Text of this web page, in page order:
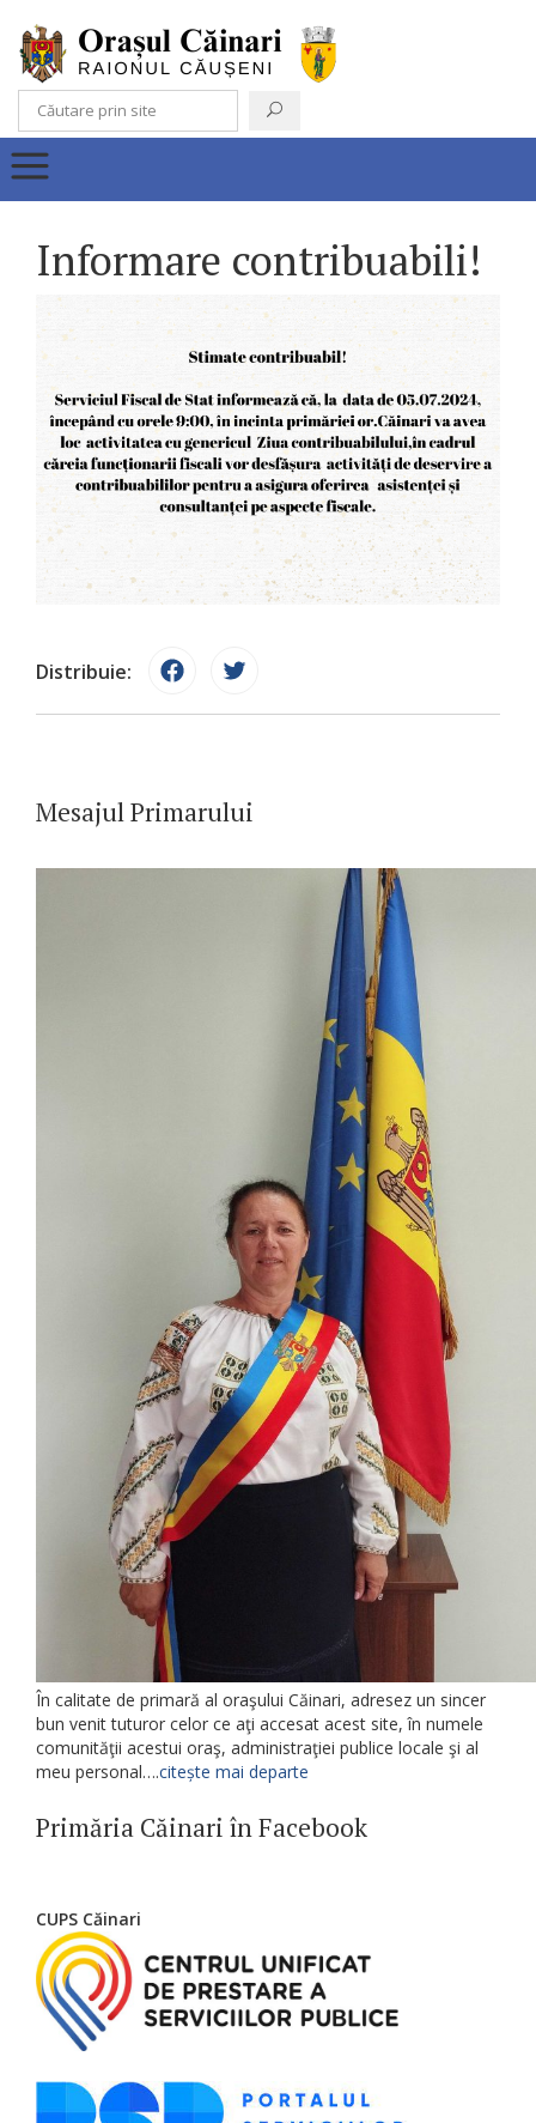
Informare contribuabili!
Distribuie:
Mesajul Primarului
În calitate de primară al oraşului Căinari, adresez un sincer
bun venit tuturor celor ce aţi accesat acest site, în numele
comunităţii acestui oraş, administraţiei publice locale şi al
meu personal….citește mai departe
Primăria Căinari în Facebook
CUPS Căinari